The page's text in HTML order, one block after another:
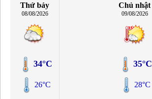
Thứ bảy
08/08/2026
34°C
26°C
Chủ nhật
09/08/2026
35°C
28°C